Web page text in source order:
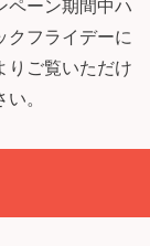
ペーン期間中ハ
クフライデーに
りご覧いただけ
。